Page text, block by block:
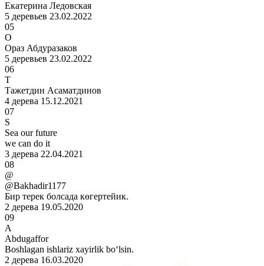
Екатерина Ледовская
5 деревьев 23.02.2022
05
О
Ораз Абдуразаков
5 деревьев 23.02.2022
06
Т
Тажетдин Асаматдинов
4 дерева 15.12.2021
07
S
Sea our future
we can do it
3 дерева 22.04.2021
08
@
@Bakhadir1177
Бир терек болсада көгертейик.
2 дерева 19.05.2020
09
A
Abdugaffor
Boshlagan ishlariz xayirlik boʻlsin.
2 дерева 16.03.2020